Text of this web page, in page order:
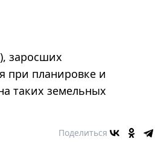
заросших
при планировке и
таких земельных
Поделиться